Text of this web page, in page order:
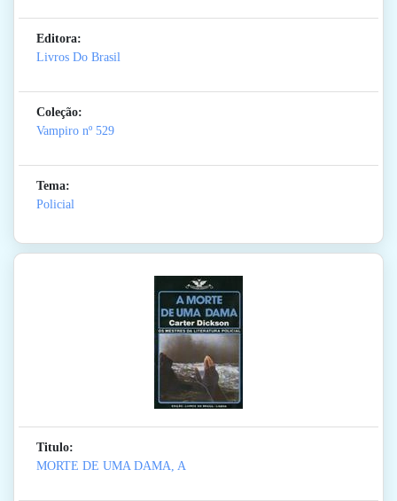
Editora:
Livros Do Brasil
Coleção:
Vampiro nº 529
Tema:
Policial
Titulo:
MORTE DE UMA DAMA, A